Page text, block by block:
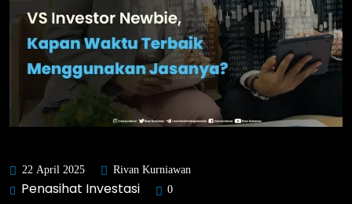
22 April 2025 Rivan Kurniawan
Penasihat Investasi 0